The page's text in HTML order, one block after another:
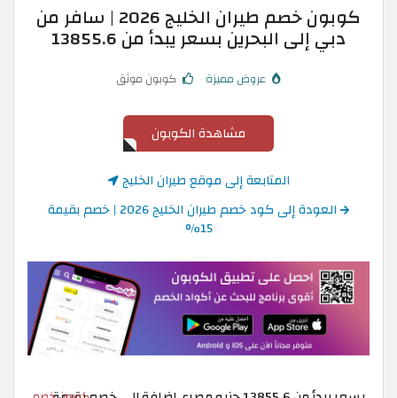
كوبون خصم طيران الخليج 2026 | سافر من
دبي إلى البحرين بسعر يبدأ من 13855.6
عروض مميزة كوبون موثق
مشاهدة الكوبون
المتابعة إلى موقع طيران الخليج
العودة إلى كود خصم طيران الخليج 2026 | خصم بقيمة
15%